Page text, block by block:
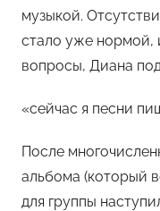
музыкой.
стало уже нормой,
вопросы, Диана
«сейчас я песни
После
альбома (который
для группы